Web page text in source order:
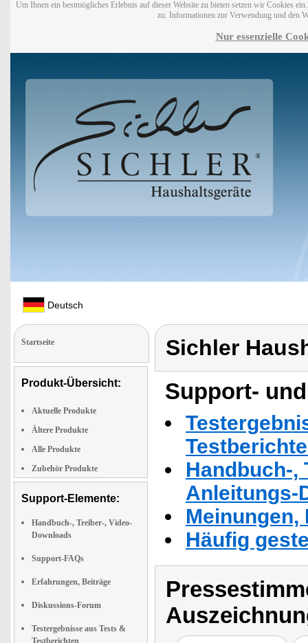
Um Ihnen ein bestmögliches Erlebnis auf dieser Website zu bieten setzen wir Cookies
zu. Informationen zur Verwendung und den
Nur essenzielle
Deutsch
Startseite
Produkt-Übersicht:
Aktuelle Produkte
Ältere Produkte
Alle Produkte
Zubehör Produkte
Support-Elemente:
Handbuch-, Treiber-, Video-
Downloads
Support-FAQs
Erfahrungen, Beiträge
Diskussions-Forum
Testergebnisse aus Tests &
Testberichten
Sichler
Support-
Handbuch-,
Anleitungs-
Häufig